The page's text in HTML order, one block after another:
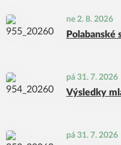
ne 2. 8. 2026
Polabanské
pá 31. 7. 2026
Výsledky
pá 31. 7. 2026